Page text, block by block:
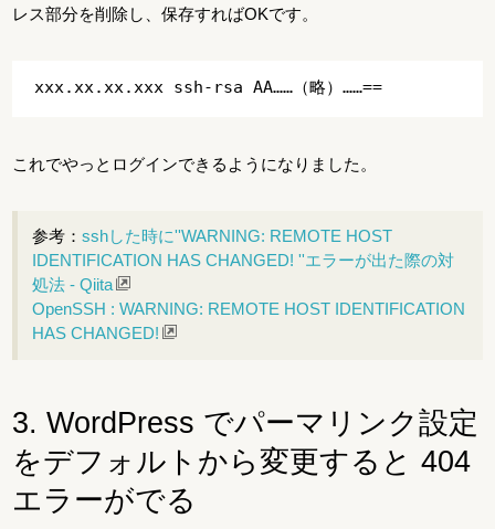
レス部分を削除し、保存すればOKです。
これでやっとログインできるようになりました。
参考： sshした時に''WARNING: REMOTE HOST
IDENTIFICATION HAS CHANGED! ''エラーが出た際の対
処法 - Qiita
OpenSSH : WARNING: REMOTE HOST IDENTIFICATION
HAS CHANGED!
3. WordPress でパーマリンク設定
をデフォルトから変更すると 404
エラーがでる